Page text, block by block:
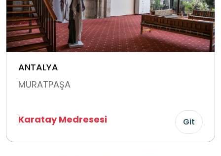
ANTALYA
MURATPAŞA
Karatay Medresesi Git